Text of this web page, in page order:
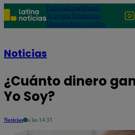
PolíticaLimaMundo
Te ayudoTendencias
DeportesEspectáculos
Noticias
¿Cuánto dinero
Yo Soy?
Noticias a las 14:33